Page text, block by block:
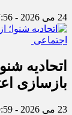
24 می 2026 - 7:56
اتحادیه
بازسازی
23 می 2026 - 20:59